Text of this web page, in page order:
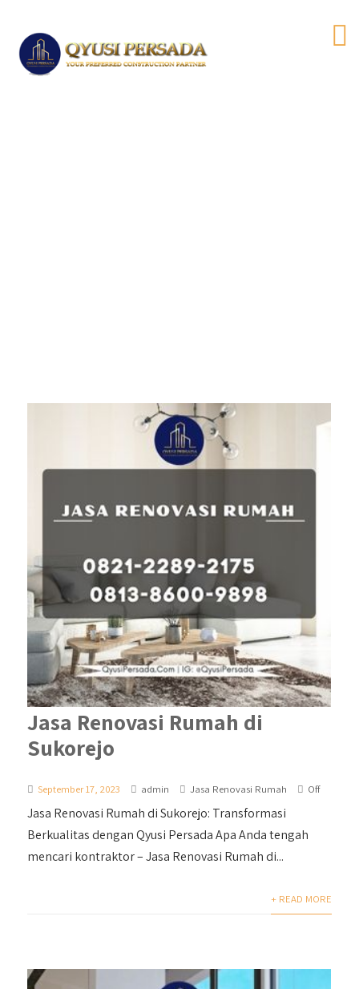
Jasa Renovasi Rumah di
Sukorejo
September 17, 2023 admin Jasa Renovasi Rumah Off
Jasa Renovasi Rumah di Sukorejo: Transformasi
Berkualitas dengan Qyusi Persada Apa Anda tengah
mencari kontraktor – Jasa Renovasi Rumah di...
+ READ MORE